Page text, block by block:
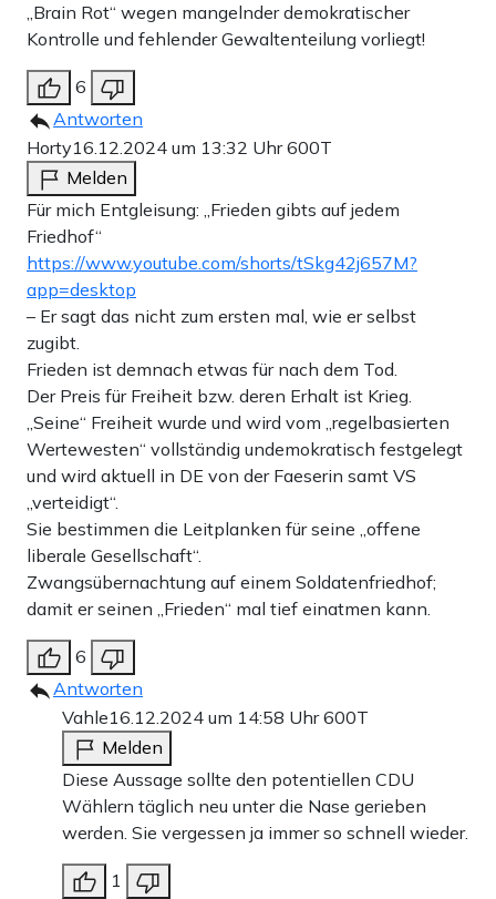
„Brain Rot“ wegen mangelnder demokratischer
Kontrolle und fehlender Gewaltenteilung vorliegt!
6
Antworten
Horty16.12.2024 um 13:32 Uhr600T
Melden
Für mich Entgleisung: „Frieden gibts auf jedem
Friedhof“
https://www.youtube.com/shorts/tSkg42j657M?
app=desktop
– Er sagt das nicht zum ersten mal, wie er selbst
zugibt.
Frieden ist demnach etwas für nach dem Tod.
Der Preis für Freiheit bzw. deren Erhalt ist Krieg.
„Seine“ Freiheit wurde und wird vom „regelbasierten
Wertewesten“ vollständig undemokratisch festgelegt
und wird aktuell in DE von der Faeserin samt VS
„verteidigt“.
Sie bestimmen die Leitplanken für seine „offene
liberale Gesellschaft“.
Zwangsübernachtung auf einem Soldatenfriedhof;
damit er seinen „Frieden“ mal tief einatmen kann.
6
Antworten
Vahle16.12.2024 um 14:58 Uhr600T
Melden
Diese Aussage sollte den potentiellen CDU
Wählern täglich neu unter die Nase gerieben
werden. Sie vergessen ja immer so schnell wieder.
1